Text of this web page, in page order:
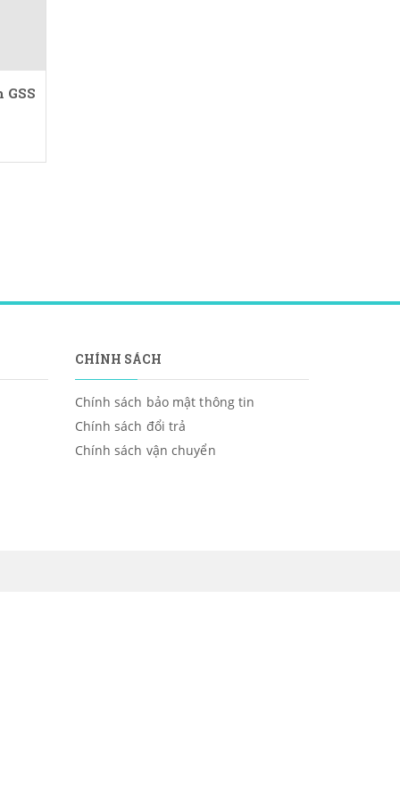
CHÍNH SÁCH
Chính sách bảo mật thông tin
Chính sách đổi trả
Chính sách vận chuyển